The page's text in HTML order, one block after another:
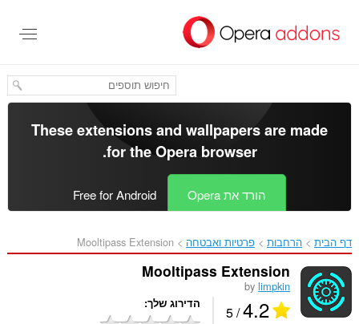
העיקרי
These extensions and wallpapers are made
for theOpera browser
.
הורד את Opera Free for Android
דף הבית הרחבות פרטיות ואבטחה Mooltipass Extension‎
Mooltipass Extension
bylimpkin
4.2
/ 5 הדירוג שלך